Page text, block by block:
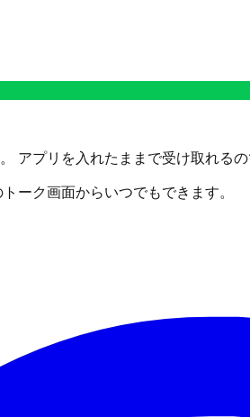
アプリを入れたままで受け取れる
ーク画面からいつでもできます。